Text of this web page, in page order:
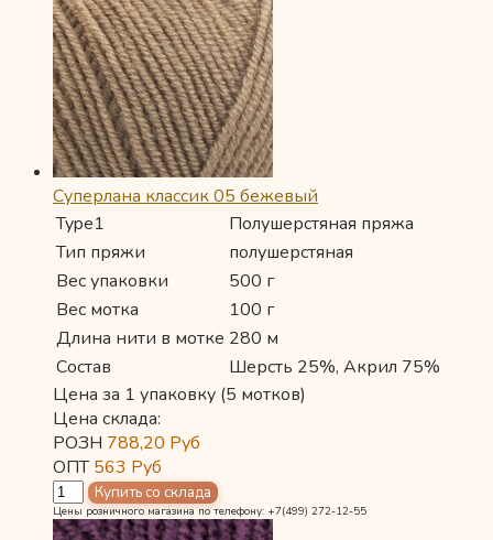
Суперлана классик 05 бежевый
Type1
Полушерстяная пряжа
Тип пряжи
полушерстяная
Вес упаковки
500 г
Вес мотка
100 г
Длина нити в мотке 280 м
Состав
Шерсть 25%, Акрил 75%
Цена за 1 упаковку (5 мотков)
Цена склада:
РОЗН 788,20 Руб
ОПТ563 Руб
Цены розничного магазина по телефону: +7(499) 272-12-55